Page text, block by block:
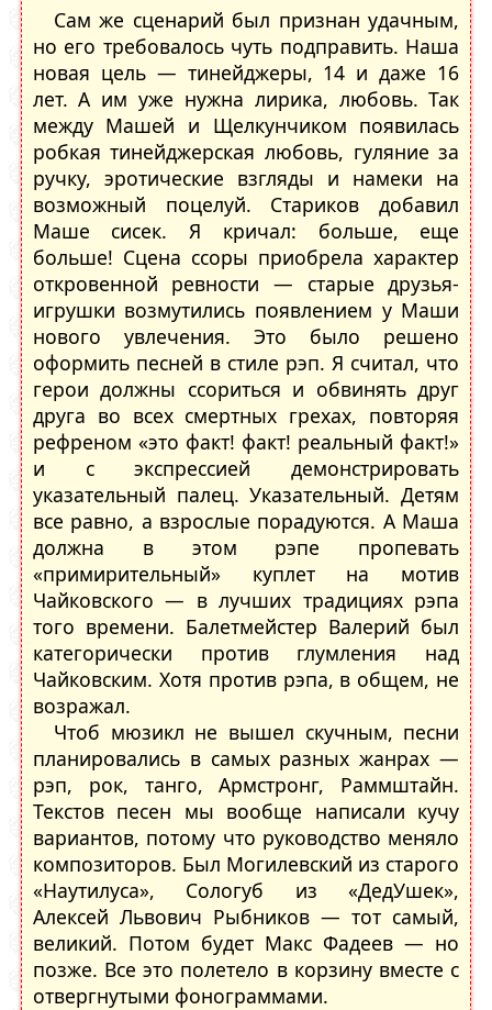
Сам же сценарий был признан удачным,
но его требовалось чуть подправить. Наша
новая цель — тинейджеры, 14 и даже 16
лет. А им уже нужна лирика, любовь. Так
между Машей и Щелкунчиком появилась
робкая тинейджерская любовь, гуляние за
ручку, эротические взгляды и намеки на
возможный поцелуй. Стариков добавил
Маше сисек. Я кричал: больше, еще
больше! Сцена ссоры приобрела характер
откровенной ревности — старые друзья-
игрушки возмутились появлением у Маши
нового увлечения. Это было решено
оформить песней в стиле рэп. Я считал, что
герои должны ссориться и обвинять друг
друга во всех смертных грехах, повторяя
рефреном «это факт! факт! реальный факт!»
и с экспрессией демонстрировать
указательный палец. Указательный. Детям
все равно, а взрослые порадуются. А Маша
должна в этом рэпе пропевать
«примирительный» куплет на мотив
Чайковского — в лучших традициях рэпа
того времени. Балетмейстер Валерий был
категорически против глумления над
Чайковским. Хотя против рэпа, в общем, не
возражал.
Чтоб мюзикл не вышел скучным, песни
планировались в самых разных жанрах —
рэп, рок, танго, Армстронг, Раммштайн.
Текстов песен мы вообще написали кучу
вариантов, потому что руководство меняло
композиторов. Был Могилевский из старого
«Наутилуса», Сологуб из «ДедУшек»,
Алексей Львович Рыбников — тот самый,
великий. Потом будет Макс Фадеев — но
позже. Все это полетело в корзину вместе с
отвергнутыми фонограммами.